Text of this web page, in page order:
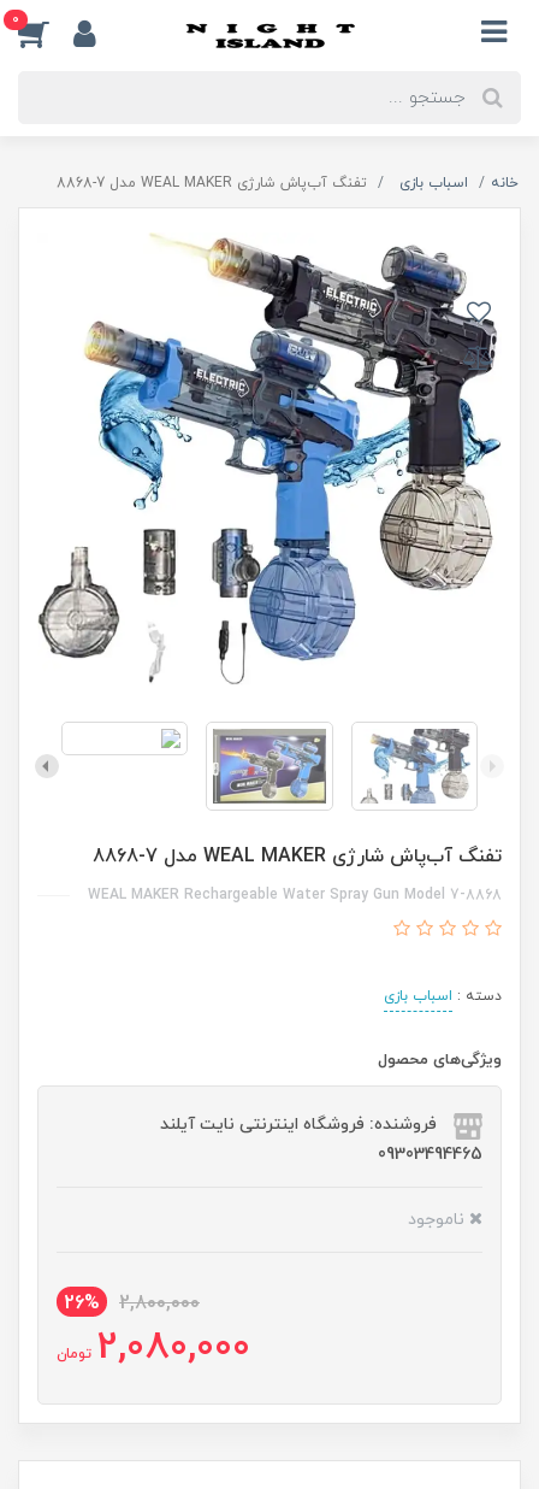
0
خانه اسباب بازی تفنگ آب‌پاش شارژی WEAL MAKER مدل 7-8868
تفنگ آب‌پاش شارژی WEAL MAKER مدل 7-8868
WEAL MAKER Rechargeable Water Spray Gun Model 7-8868
دسته : اسباب بازی
ویژگی‌های محصول
فروشنده: فروشگاه اینترنتی نایت آیلند
09303494465
ناموجود
2,800,000
26%
2,080,000 تومان